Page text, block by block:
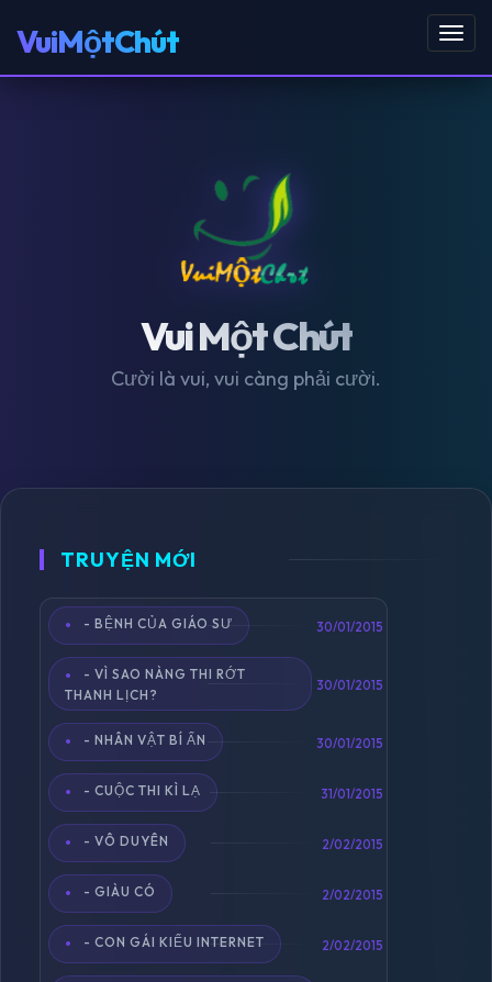
VuiMộtChút
Vui Một Chút
Cười là vui, vui càng phải cười.
TRUYỆN MỚI
- BỆNH CỦA GIÁO SƯ 30/01/2015
- VÌ SAO NÀNG THI RỚT
THANH LỊCH?
30/01/2015
- NHÂN VẬT BÍ ẨN 30/01/2015
- CUỘC THI KÌ LẠ 31/01/2015
- VÔ DUYÊN 2/02/2015
- GIÀU CÓ 2/02/2015
- CON GÁI KIỂU INTERNET 2/02/2015